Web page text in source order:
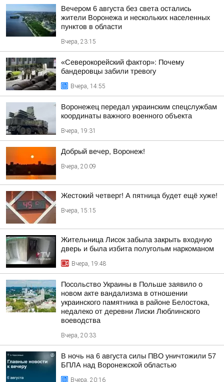
Вечером 6 августа без света остались
жители Воронежа и нескольких населенных
пунктов в области
Вчера, 23:15
«Северокорейский фактор»: Почему
бандеровцы забили тревогу
Вчера, 14:55
Воронежец передал украинским спецслужбам
координаты важного военного объекта
Вчера, 19:31
Добрый вечер, Воронеж!
Вчера, 20:09
Жестокий четверг! А пятница будет ещё хуже!
Вчера, 15:15
Жительница Лисок забыла закрыть входную
дверь и была избита полуголым наркоманом
Вчера, 19:48
Посольство Украины в Польше заявило о
новом акте вандализма в отношении
украинского памятника в районе Белостока,
недалеко от деревни Лиски Люблинского
воеводства
Вчера, 20:33
В ночь на 6 августа силы ПВО уничтожили 57
БПЛА над Воронежской областью
Вчера, 20:16